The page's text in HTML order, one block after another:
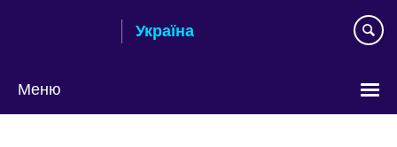
Україна
Меню